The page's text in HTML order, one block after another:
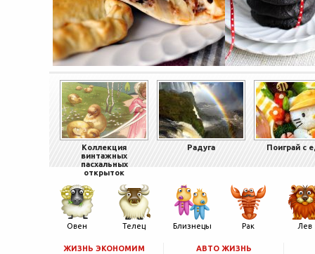
Коллекция
винтажных
пасхальных
открыток
Радуга Поиграй с
Овен Телец Близнецы Рак Лев
ЖИЗНЬ ЭКОНОМИМ АВТО ЖИЗНЬ